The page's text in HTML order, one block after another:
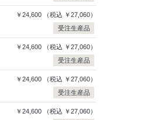
￥24,600 （税込 ￥27,060）
受注生産品
￥24,600 （税込 ￥27,060）
受注生産品
￥24,600 （税込 ￥27,060）
受注生産品
￥24,600 （税込 ￥27,060）